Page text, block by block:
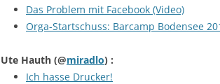
Das Problem mit Facebook (Video)
Orga-Startschuss: Barcamp Bodensee
Ute Hauth (@miradlo) :
Ich hasse Drucker!